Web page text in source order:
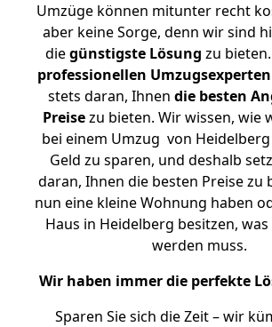
Umzüge können mitunter recht
aber keine Sorge, denn wir sind
diegünstigste Lösung zu
professionellen Umzugsexperten
stets daran, Ihnen die besten
Preisezu bieten. Wir wissen, wie
bei einem Umzug von
Geld zu sparen, und deshalb
daran, Ihnen die besten Preise zu
nun eine kleine Wohnung haben
Haus in Heidelberg besitzen,
werden muss.
Wir haben immer die perfekte
Sparen Sie sich die Zeit – wir